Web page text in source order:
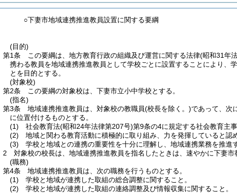
○下妻市地域連携推進教員設置に関する要綱
(目的)
第1条
この要綱は、地方教育行政の組織及び運営に関する法律(昭和31年
携わる教員を地域連携推進教員として学校ごとに設置することにより、
とを目的とする。
(対象校)
第2条
この要綱の対象校は、下妻市立小中学校とする。
(指名)
第3条
地域連携推進教員は、対象校の教職員(校長を除く。)であって、次
に位置付けるものとする。
(1)
社会教育法(昭和24年法律第207号)第9条の4に規定する社会教育主
(2)
地域と関わる教育活動に積極的に取り組み、力を発揮していると
(3)
学校と地域との連携の重要性を十分に理解し、地域連携業務を推進
2
対象校の校長は、地域連携推進教員を指名したときは、速やかに下妻市
(職務)
第4条
地域連携推進教員は、次の職務を行うものとする。
(1)
学校と地域が連携した取組の総合調整に関すること。
(2)
学校と地域が連携した取組の連絡調整及び情報収集に関すること。